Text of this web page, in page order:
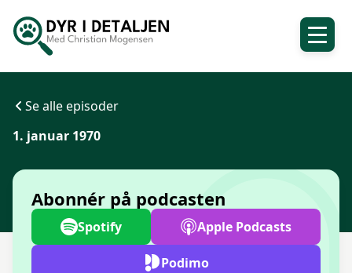
Se alle episoder
1. januar 1970
Abonnér på podcasten
Spotify Apple Podcasts
Podimo